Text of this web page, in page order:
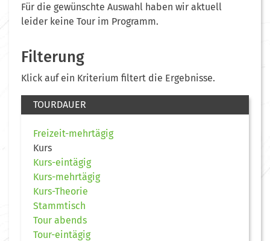
Für die gewünschte Auswahl haben wir aktuell
leider keine Tour im Programm.
Filterung
Klick auf ein Kriterium filtert die Ergebnisse.
TOURDAUER
Freizeit-mehrtägig
Kurs
Kurs-eintägig
Kurs-mehrtägig
Kurs-Theorie
Stammtisch
Tour abends
Tour-eintägig